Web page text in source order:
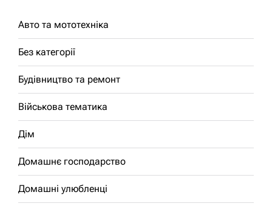
Авто та мототехніка
Без категорії
Будівництво та ремонт
Військова тематика
Дім
Домашнє господарство
Домашні улюбленці